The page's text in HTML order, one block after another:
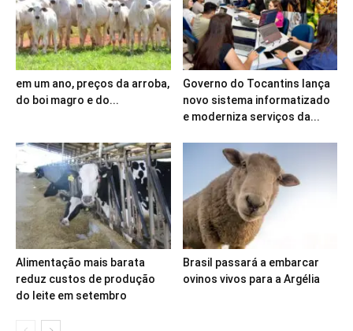
em um ano, preços da arroba,
do boi magro e do...
Governo do Tocantins lança
novo sistema informatizado
e moderniza serviços da...
Alimentação mais barata
reduz custos de produção
do leite em setembro
Brasil passará a embarcar
ovinos vivos para a Argélia